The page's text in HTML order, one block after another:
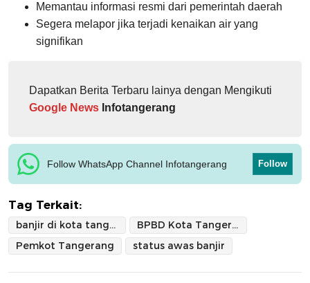
Memantau informasi resmi dari pemerintah daerah
Segera melapor jika terjadi kenaikan air yang
signifikan
Dapatkan Berita Terbaru lainya dengan Mengikuti
Google News Infotangerang
Follow WhatsApp Channel Infotangerang Follow
Tag Terkait:
banjir di kota tangerang
BPBD Kota Tangerang
Pemkot Tangerang
status awas banjir